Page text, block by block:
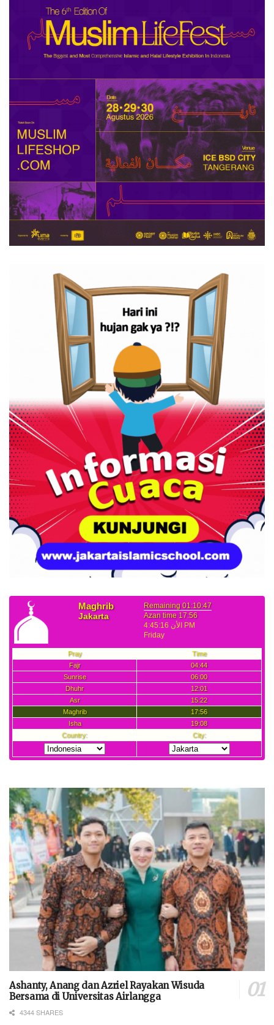
Ashanty, Anang dan Azriel Rayakan Wisuda
Bersama di Universitas Airlangga
4344 SHARES